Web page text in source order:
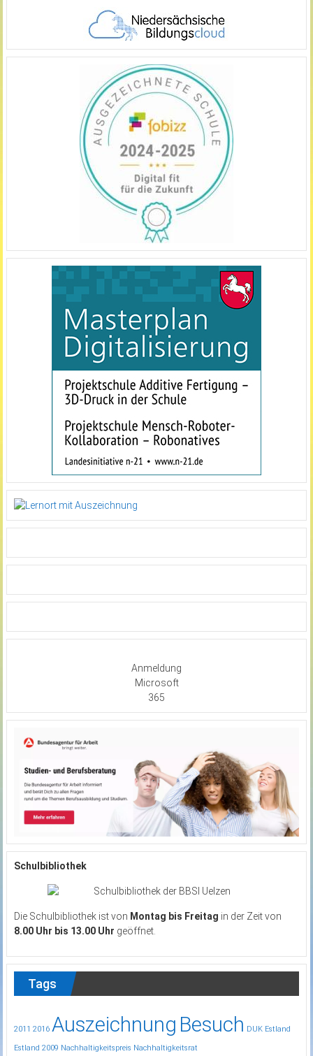
Anmeldung
Microsoft
365
Schulbibliothek
Die Schulbibliothek ist von Montag bis Freitag in der Zeit von
8.00 Uhr bis 13.00 Uhr geöffnet.
Tags
2011 2016 Auszeichnung Besuch DUK Estland
Estland 2009 Nachhaltigkeitspreis Nachhaltigkeitsrat